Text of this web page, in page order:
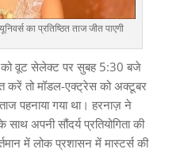
का प्रतिष्ठित ताज जीत पाएगी
को वूट सेलेक्ट पर सुबह 5:30 बजे
करें तो मॉडल-एक्ट्रेस को अक्टूबर
पहनाया गया था। हरनाज़ ने
अपनी सौंदर्य प्रतियोगिता की
में लोक प्रशासन में मास्टर्स की